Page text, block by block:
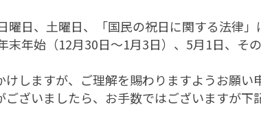
日、土曜日、「国民の祝日に関する法律」
12月30日～1月3日）、5月1日、その
けしますが、ご理解を賜わりますようお願い
ございましたら、お手数ではございますが下